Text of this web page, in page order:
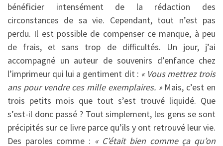
bénéficier intensément de la rédaction des
circonstances de sa vie. Cependant, tout n’est pas
perdu. Il est possible de compenser ce manque, à peu
de frais, et sans trop de difficultés. Un jour, j’ai
accompagné un auteur de souvenirs d’enfance chez
l’imprimeur qui lui a gentiment dit : « Vous mettrez trois
ans pour vendre ces mille exemplaires. »Mais, c’est en
trois petits mois que tout s’est trouvé liquidé. Que
s’est-il donc passé ? Tout simplement, les gens se sont
précipités sur ce livre parce qu’ils y ont retrouvé leur vie.
Des paroles comme : « C’était bien comme ça qu’on